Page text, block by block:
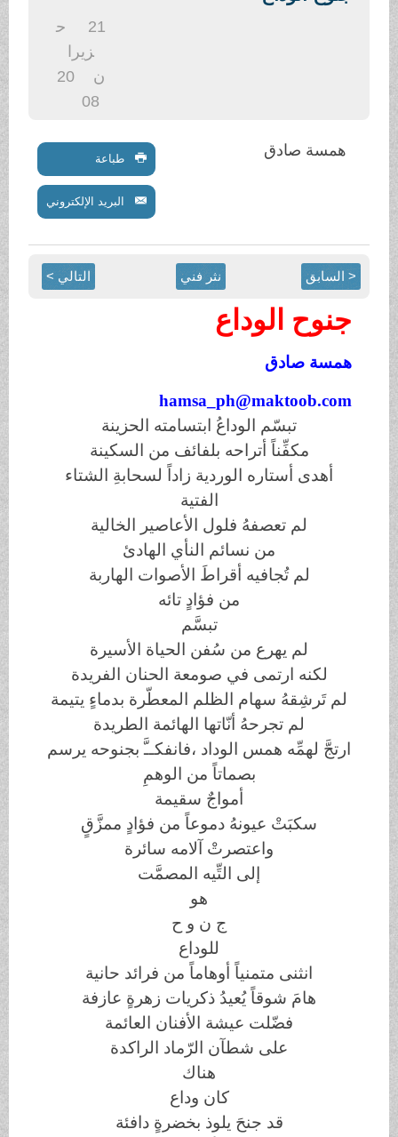
زيرا
همسة صادق طباعة
البريد الإلكتروني
< السابق نثر فني التالي >
جنوح الوداع
همسة صادق
hamsa_ph@maktoob.com
تبسّم الوداعُ ابتسامته الحزينة
مكفِّناً أتراحه بلفائف من السكينة
أهدى أستاره الوردية زاداً لسحابةِ الشتاء
الفتية
لم تعصفهُ فلول الأعاصير الخالية
من نسائم النأي الهادئ
لم تُجافيه أقراطَ الأصوات الهاربة
من فؤادٍ تائه
تبسَّم
لم يهرع من سُفن الحياة الأسيرة
لكنه ارتمى في صومعة الحنان الفريدة
لم تَرشِقهُ سهام الظلم المعطّرة بدماءٍ يتيمة
لم تجرحهُ أنّاتها الهائمة الطريدة
ارتجَّ لهمِّه همس الوداد ،فانفكــَّ بجنوحه يرسم
بصماتاً من الوهمِ
أمواجٌ سقيمة
سكبَتْ عيونهُ دموعاً من فؤادٍ ممزَّقٍ
واعتصرتْ آلامه سائرة
إلى التِّيه المصمَّت
ج ن و ح
للوداع
انثنى متمنياً أوهاماً من فرائد حانية
هامَ شوقاً يُعيدُ ذكريات زهرةٍ عازفة
فضّلت عيشة الأفنان العائمة
على شطآن الرّماد الراكدة
هناك
كان وداع
قد جنحَ يلوذ بخضرةٍ دافئة